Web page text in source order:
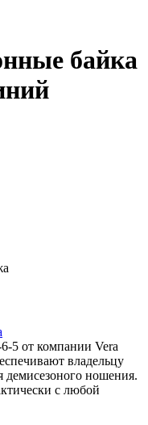
байка
5 от компании Vera
владельцу
демисезоного ношения.
с любой